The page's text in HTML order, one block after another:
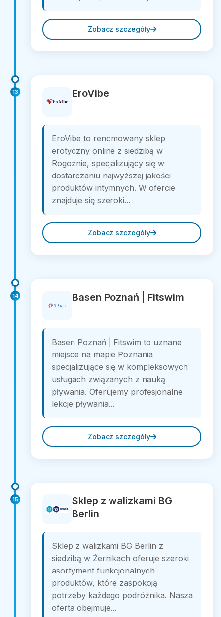
Zobacz szczegóły
13 EroVibe
EroVibe to renomowany sklep
erotyczny online z siedzibą w
Rogoźnie, specjalizujący się w
dostarczaniu najwyższej jakości
produktów intymnych. W ofercie
znajduje się szeroki...
Zobacz szczegóły
14 Basen Poznań | Fitswim
Basen Poznań | Fitswim to uznane
miejsce na mapie Poznania
specjalizujące się w kompleksowych
usługach związanych z nauką
pływania. Oferujemy profesjonalne
lekcje pływania...
Zobacz szczegóły
15
Sklep z walizkami BG
Berlin
Sklep z walizkami BG Berlin z
siedzibą w Żernikach oferuje szeroki
asortyment funkcjonalnych
produktów, które zaspokoją
potrzeby każdego podróżnika. Nasza
oferta obejmuje...